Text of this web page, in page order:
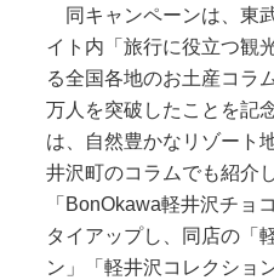
同キャンペーンは、東
イト内「旅行に役立つ観
る全国各地のお土産コラ
万人を突破したことを記
は、自然豊かなリゾート
井沢町のコラムでも紹介
「BonOkawa軽井沢チョ
タイアップし、同店の「
ン」「軽井沢コレクショ